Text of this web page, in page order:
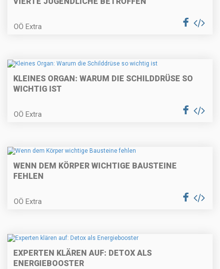
OÖ Extra
KLEINES ORGAN: WARUM DIE SCHILDDRÜSE SO
WICHTIG IST
OÖ Extra
WENN DEM KÖRPER WICHTIGE BAUSTEINE
FEHLEN
OÖ Extra
EXPERTEN KLÄREN AUF: DETOX ALS
ENERGIEBOOSTER